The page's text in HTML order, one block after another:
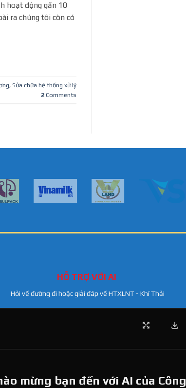
hoạt động gần 10
ra chúng tôi còn có
, Sửa chữa hệ thống xử lý
2 Comments
HỖ TRỢ VỚI AI
Hỏi về đường đi hoặc giải đáp về HTXLNT - Khí Thải
mừng bạn đến với AI của Công